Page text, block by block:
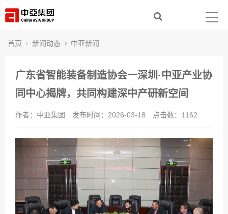
新闻动态
社会责任
人力资源
联系我们
首页 新闻动态 中亚新闻
广东省智能装备制造协会一深圳·中亚产业协
同中心揭牌，共同构建深中产研新空间
作者：中亚集团 发布时间：2026-03-18 点击数： 1162